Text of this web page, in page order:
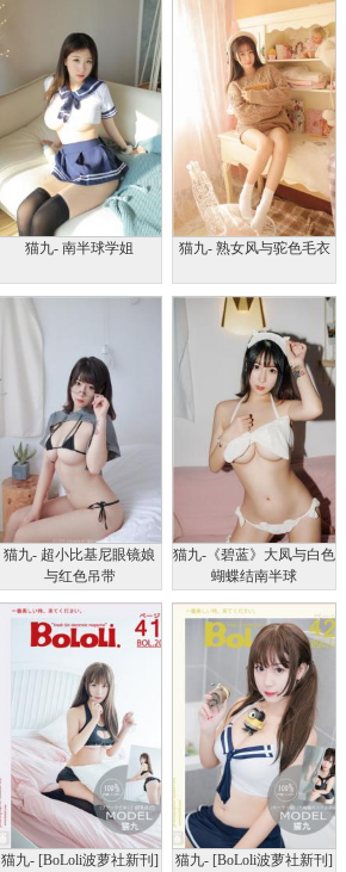
猫九- 南半球学姐 猫九- 熟女风与驼色毛衣
猫九- 超小比基尼眼镜娘
与红色吊带
猫九-《碧蓝》大凤与白色
蝴蝶结南半球
猫九- [BoLoli波萝社新刊]
猫九- [BoLoli波萝社新刊]